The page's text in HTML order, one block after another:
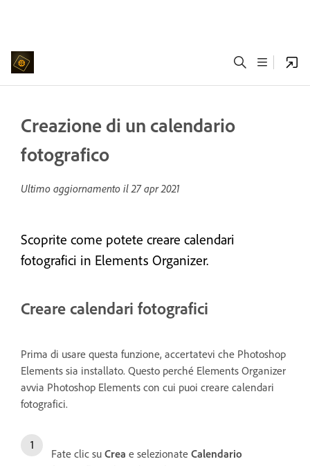
Creazione di un calendario
fotografico
Ultimo aggiornamento il27 apr 2021
Scoprite come potete creare calendari
fotografici in Elements Organizer.
Creare calendari fotografici
Prima di usare questa funzione, accertatevi che Photoshop
Elements sia installato. Questo perché Elements Organizer
avvia Photoshop Elements con cui puoi creare calendari
fotografici.
Fate clic su Crea e selezionate Calendario